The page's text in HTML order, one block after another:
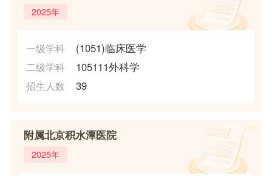
2025年
一级学科 (1051)临床医学
二级学科 105111外科学
招生人数 39
附属北京积水潭医院
2025年